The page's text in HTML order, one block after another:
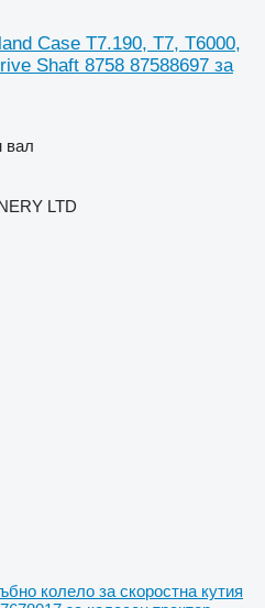
Case T7.190, T7, T6000,
Shaft 8758 87588697 за
вал
LTD
колело за скоростна кутия